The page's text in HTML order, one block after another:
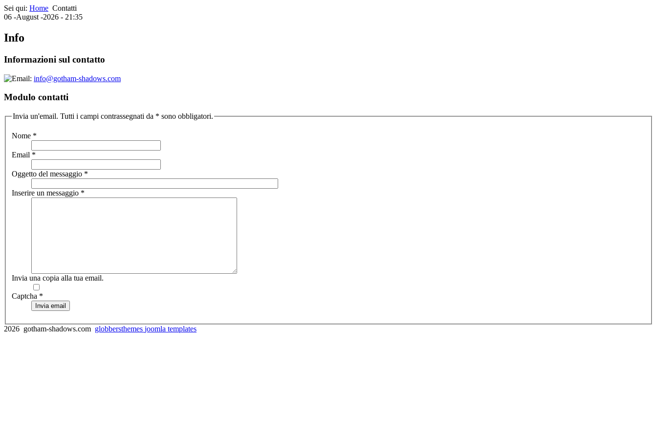
Sei qui: Home Contatti
06 -August -2026 - 21:35
Info
Informazioni sul contatto
info@gotham-shadows.com
Modulo contatti
Invia un'email. Tutti i campi contrassegnati da * sono obbligatori.
Nome *
Email *
Oggetto del messaggio *
Inserire un messaggio *
Invia una copia alla tua email.
Captcha *
Invia email
2026 gotham-shadows.com globbersthemes joomla templates